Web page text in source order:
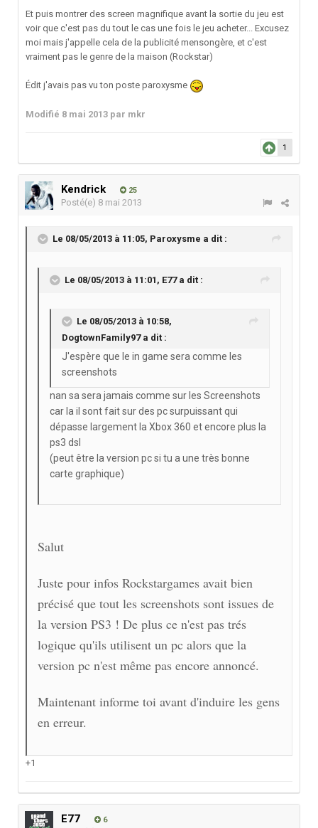
Et puis montrer des screen magnifique avant la sortie du jeu est
voir que c'est pas du tout le cas une fois le jeu acheter... Excusez
moi mais j'appelle cela de la publicité mensongère, et c'est
vraiment pas le genre de la maison (Rockstar)
Édit j'avais pas vu ton poste paroxysme
Modifié 8 mai 2013 par mkr
1
Kendrick 25
Posté(e) 8 mai 2013
Le 08/05/2013 à 11:05, Paroxysme a dit :
Le 08/05/2013 à 11:01, E77 a dit :
Le 08/05/2013 à 10:58,
DogtownFamily97 a dit :
J'espère que le in game sera comme les
screenshots
nan sa sera jamais comme sur les Screenshots
car la il sont fait sur des pc surpuissant qui
dépasse largement la Xbox 360 et encore plus la
ps3 dsl
(peut être la version pc si tu a une très bonne
carte graphique)
Salut
Juste pour infos Rockstargames avait bien
précisé que tout les screenshots sont issues de
la version PS3 ! De plus ce n'est pas trés
logique qu'ils utilisent un pc alors que la
version pc n'est même pas encore annoncé.
Maintenant informe toi avant d'induire les gens
en erreur.
+1
E77 6